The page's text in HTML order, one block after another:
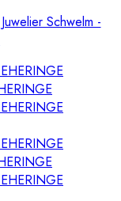
Juwelier Schwelm -